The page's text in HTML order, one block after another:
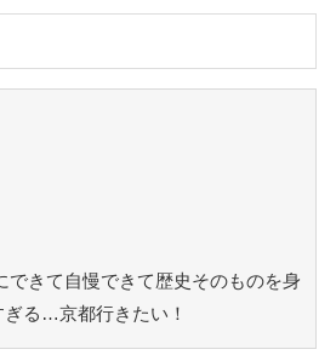
できて自慢できて歴史そのものを身
る…京都行きたい！